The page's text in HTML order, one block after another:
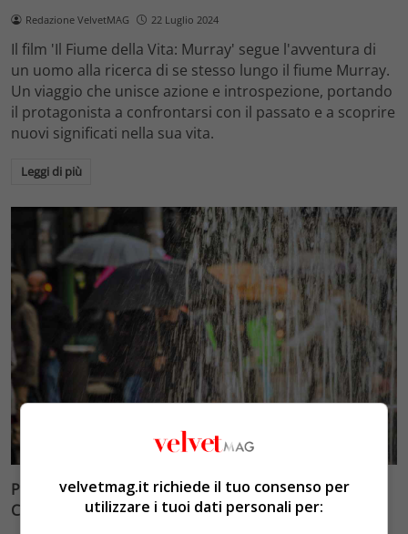
Redazione VelvetMAG 22 Luglio 2024
Il film 'Il Fiume della Vita: Murray' segue l'avventura di
un uomo alla ricerca di se stesso lungo il fiume Murray.
Un viaggio che unisce azione e introspezione, portando
il protagonista a confrontarsi con il passato e a scoprire
nuovi significati nella sua vita.
Leggi di più
Previsioni Meteo per Sabato 20 Luglio 2024: Italia tra
Caldo Intenso e Temporali Localizzati
velvetmag.it richiede il tuo consenso per
utilizzare i tuoi dati personali per: